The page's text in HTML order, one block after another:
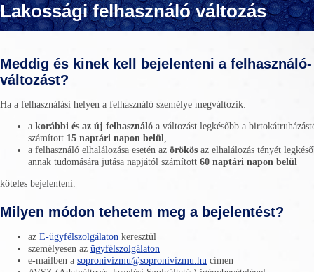
Lakossági felhasználó változás
Meddig és kinek kell bejelenteni a felhasználó-
változást?
Ha a felhasználási helyen a felhasználó személye megváltozik:
a korábbi és az új felhasználó a változást legkésőbb a
számított 15 naptári napon belül
a felhasználó elhalálozása esetén az örökös az elhalálozás tényét
annak tudomására jutása napjától számított 60 naptári napon belül
köteles bejelenteni.
Milyen módon tehetem meg a bejelentést?
az E-ügyfélszolgálaton keresztül
személyesen az ügyfélszolgálaton
e-mailben a sopronivizmu@sopronivizmu.hu címen